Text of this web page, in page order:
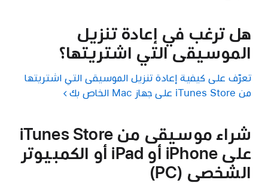
هل ترغب في إعادة تنزيل
الموسيقى التي اشتريتها؟
تعرّف على كيفية إعادة تنزيل الموسيقى التي اشتريتها
من iTunes Store على جهاز Mac الخاص بك
شراء موسيقى من iTunes Store
على iPhone أو iPad أو الكمبيوتر
الشخصي (PC)